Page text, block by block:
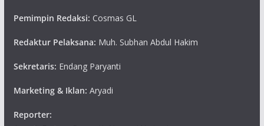
Pemimpin Redaksi: Cosmas GL
Redaktur Pelaksana: Muh. Subhan Abdul Hakim
Sekretaris: Endang Paryanti
Marketing & Iklan: Aryadi
Reporter: